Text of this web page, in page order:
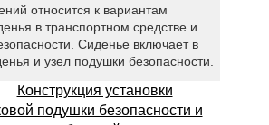
относится к вариантам
в транспортном средстве и
Сиденье включает в
и узел подушки безопасности.
Конструкция установки
подушки безопасности и